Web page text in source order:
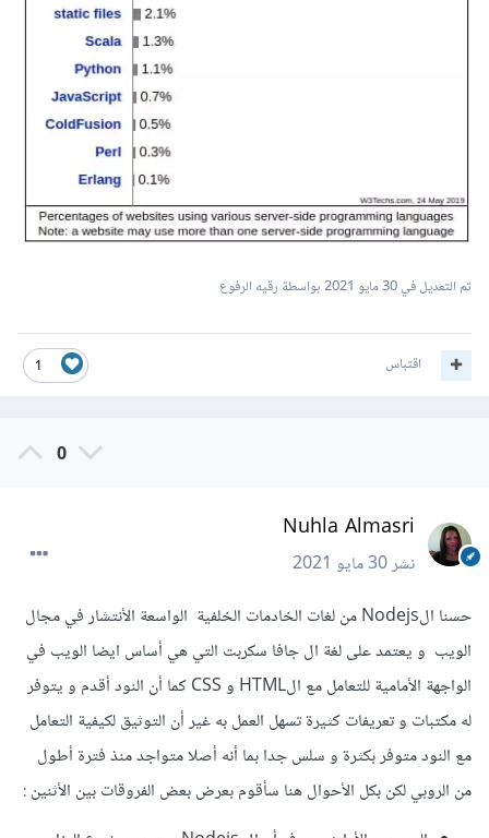
تم التعديل في30 مايو 2021 بواسطة رقيه الرفوع
1 اقتباس
0
Nuhla Almasri
نشر30 مايو 2021
حسنا الNodejs من لغات الخادمات الخلفية الواسعة الأنتشار في مجال
الويب و يعتمد على لغة ال جافا سكربت التي هي أساس ايضا الويب في
الواجهة الأمامية للتعامل مع الHTML و CSS كما أن النود أقدم و يتوفر
له مكتبات و تعريفات كثيرة تسهل العمل به غير أن التوثيق لكيفية التعامل
مع النود متوفر بكثرة و سلس جدا بما أنه أصلا متواجد منذ فترة أطول
من الروبي لكن بكل الأحوال هنا سأقوم بعرض بعض الفروقات بين الأثنين :